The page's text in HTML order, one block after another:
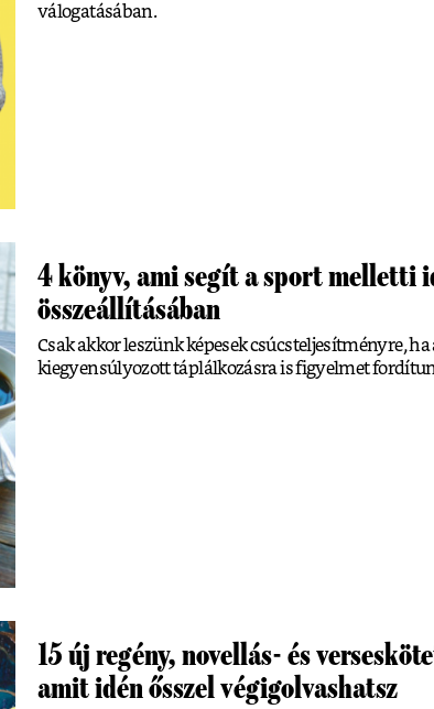
válogatásában.
4 könyv, ami segít a sport melletti
összeállításában
Csak akkor leszünk képesek csúcsteljesítményre,
kiegyensúlyozott táplálkozásra is figyelmet
15 új regény, novellás- és
amit idén ősszel végigolvashatsz